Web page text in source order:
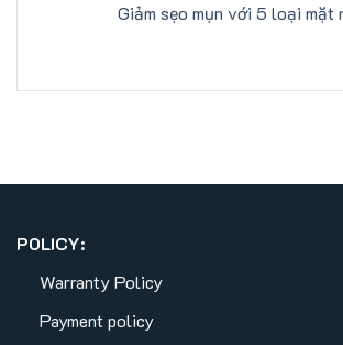
Giảm sẹo mụn với 5 loại mặt
POLICY:
Warranty Policy
Payment policy